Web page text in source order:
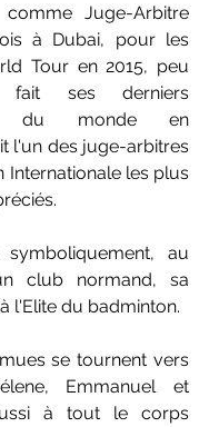
Juge-Arbitre
à Dubai, pour les
Tour en 2015, peu
fait ses derniers
du monde en
l'un des juge-arbitres
Internationale les plus
au
club normand, sa
l'Elite du badminton.
se tournent vers
Emmanuel et
à tout le corps